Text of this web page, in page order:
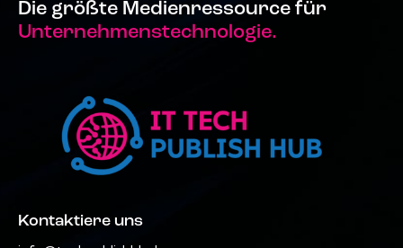
Die größte Medienressource für
Unternehmenstechnologie.
Kontaktiere uns